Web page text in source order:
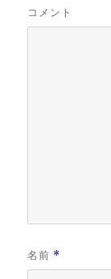
コメント
名前 *